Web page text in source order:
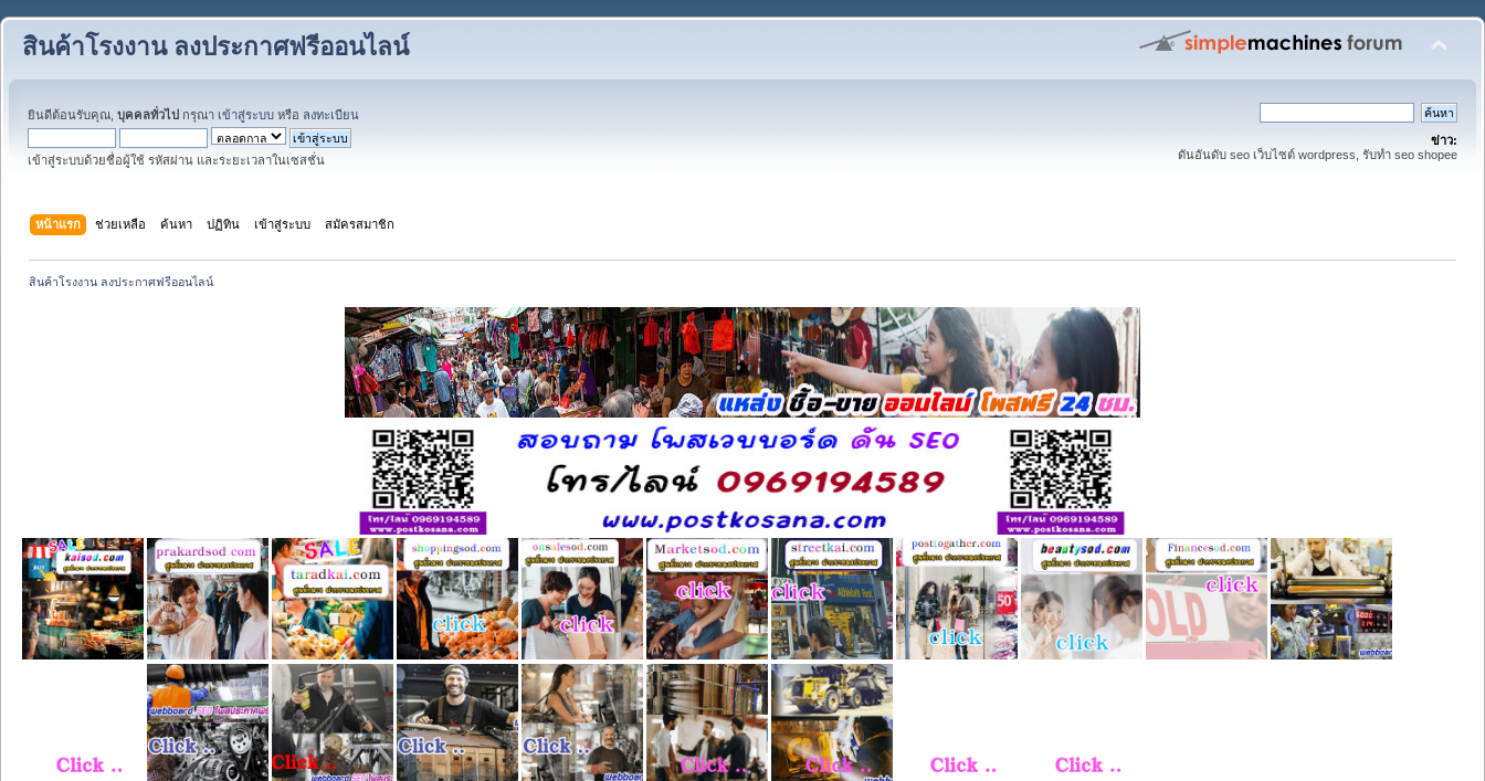
สินค้าโรงงาน ลงประกาศฟรีออนไลน์
ยินดีต้อนรับคุณ, บุคคลทั่วไป กรุณา เข้าสู่ระบบ หรือ ลงทะเบียน
เข้าสู่ระบบด้วยชื่อผู้ใช้ รหัสผ่าน และระยะเวลาในเซสชั่น
ข่าว:
ดันอันดับ seo เว็บไซต์ wordpress, รับทำ seo shopee
หน้าแรก ช่วยเหลือ ค้นหา ปฏิทิน เข้าสู่ระบบ สมัครสมาชิก
สินค้าโรงงาน ลงประกาศฟรีออนไลน์